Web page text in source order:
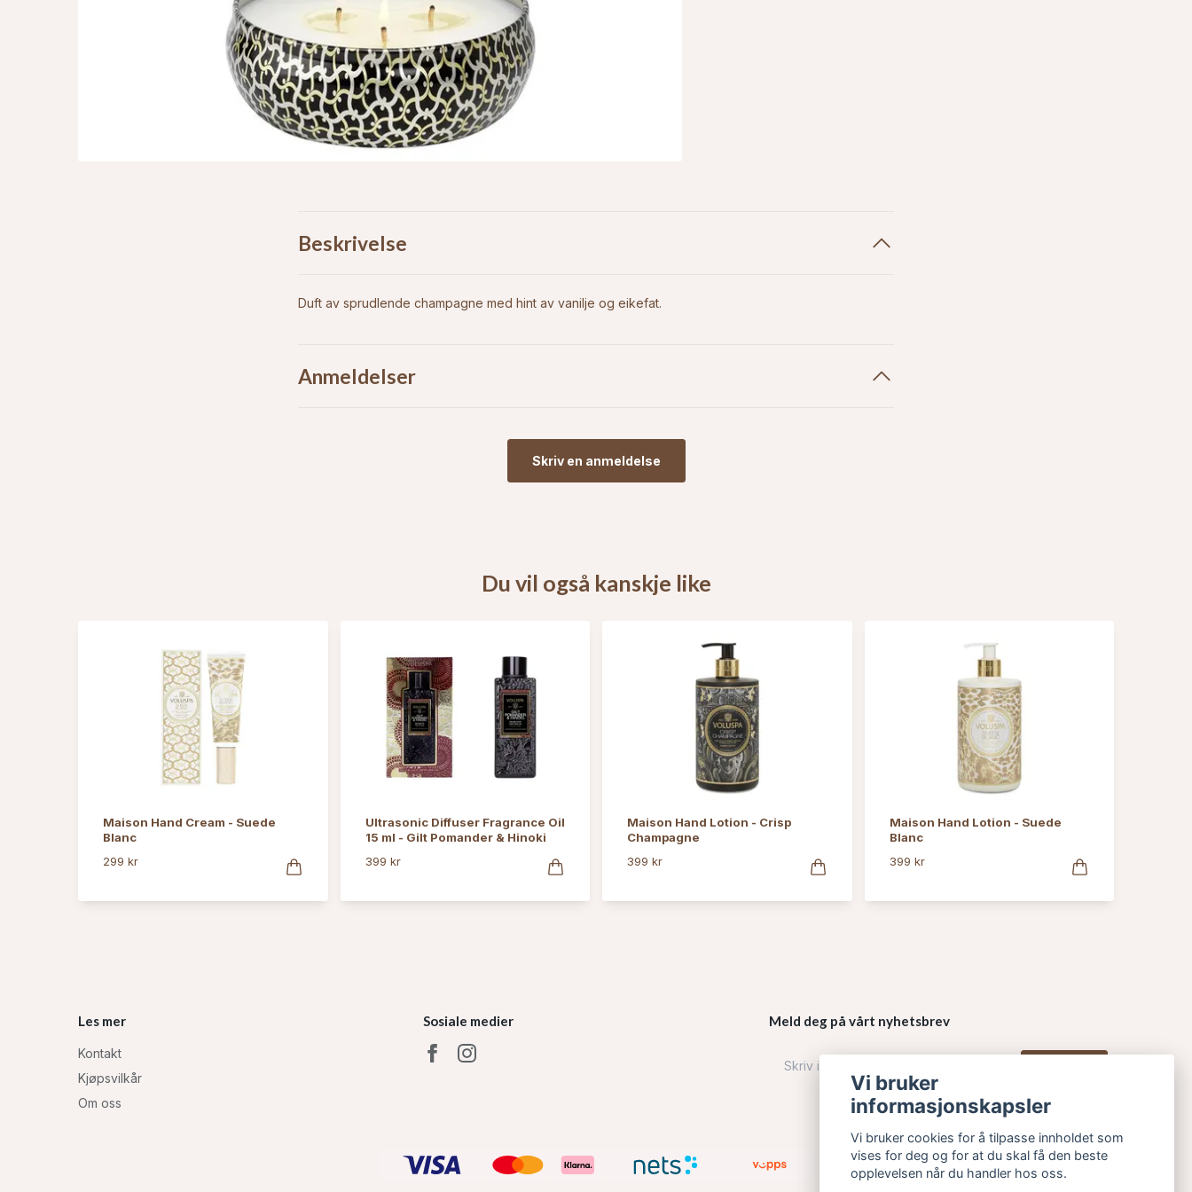
Beskrivelse
Duft av sprudlende champagne med hint av vanilje og eikefat.
Anmeldelser
Skriv en anmeldelse
Du vil også kanskje like
Maison Hand Cream - Suede
Blanc
299 kr
Ultrasonic Diffuser Fragrance Oil
15 ml - Gilt Pomander & Hinoki
399 kr
Maison Hand Lotion - Crisp
Champagne
399 kr
Maison Hand Lotion - Suede
Blanc
399 kr
Les mer
Kontakt
Kjøpsvilkår
Om oss
Sosiale medier Meld deg på vårt nyhetsbrev
Vi bruker
informasjonskapsler
Vi bruker cookies for å tilpasse innholdet som
vises for deg og for at du skal få den beste
opplevelsen når du handler hos oss.